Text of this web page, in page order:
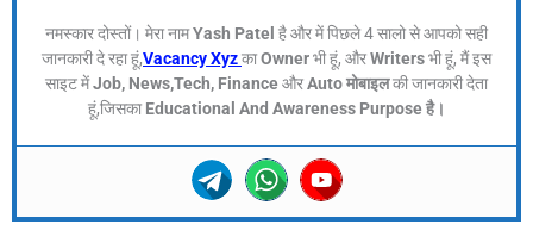
नमस्कार दोस्तों। मेरा नामYash Patel है और में पिछले 4 सालो से आपको सही
जानकारी दे रहा हूं,Vacancy XyzकाOwnerभी हूं, औरWritersभी हूं, मैं इस
साइट मेंJob, News,Tech, FinanceऔरAuto मोबाइलकी जानकारी देता
हूं,जिसका Educational And Awareness Purpose है।